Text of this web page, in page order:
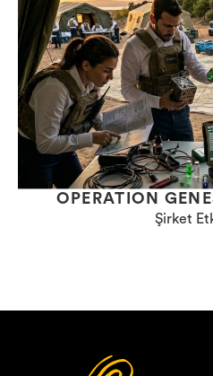
OPERATION
Şirket